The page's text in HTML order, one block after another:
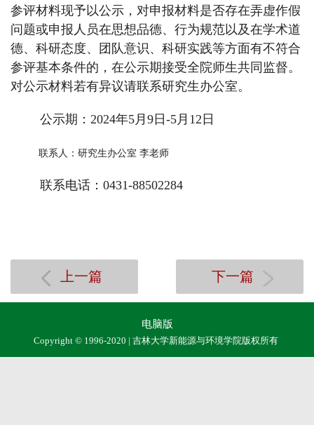
参评材料现予以公示，对申报材料是否存在弄虚作假
问题或申报人员在思想品德、行为规范以及在学术道
德、科研态度、团队意识、科研实践等方面有不符合
参评基本条件的，在公示期接受全院师生共同监督。
对公示材料若有异议请联系研究生办公室。
公示期：2024年5月9日-5月12日
联系人：研究生办公室 李老师
联系电话：0431-88502284
上一篇 下一篇
电脑版
Copyright © 1996-2020 | 吉林大学新能源与环境学院版权所有